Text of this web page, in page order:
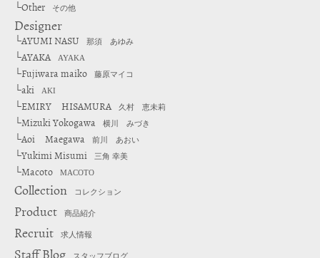
└Other その他
Designer
└AYUMI NASU 那須 あゆみ
└AYAKA AYAKA
└Fujiwara maiko 藤原マイコ
└aki AKI
└EMIRY HISAMURA 久村 恵未莉
└Mizuki Yokogawa 横川 みづき
└Aoi Maegawa 前川 あおい
└Yukimi Misumi 三角 幸美
└Macoto MACOTO
Collection コレクション
Product 商品紹介
Recruit 求人情報
スタッフブログ